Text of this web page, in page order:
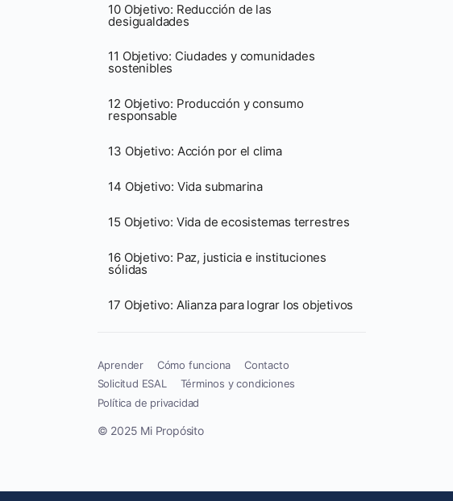
10 Objetivo: Reducción de las
desigualdades
11 Objetivo: Ciudades y comunidades
sostenibles
12 Objetivo: Producción y consumo
responsable
13 Objetivo: Acción por el clima
14 Objetivo: Vida submarina
15 Objetivo: Vida de ecosistemas terrestres
16 Objetivo: Paz, justicia e instituciones
sólidas
17 Objetivo: Alianza para lograr los objetivos
Aprender Cómo funciona
Contacto
Solicitud ESAL
Términos y condiciones
Política de privacidad
© 2025 Mi Propósito